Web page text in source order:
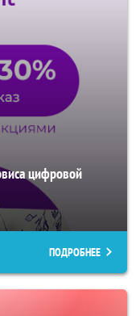
цифровой
ПОДРОБНЕЕ